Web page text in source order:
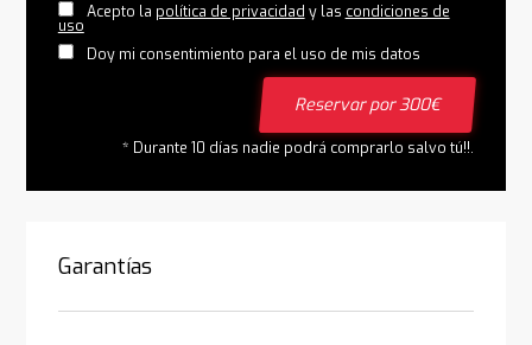
Acepto la política de privacidad y las condiciones de
uso
Doy mi consentimiento para el uso de mis datos
Reservar por 300€
* Durante 10 días nadie podrá comprarlo salvo tú!!.
Garantías